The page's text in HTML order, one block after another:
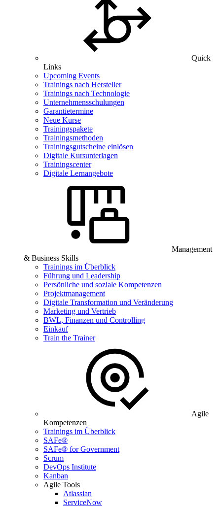
Quick
Links
Upcoming Events
Trainings nach Hersteller
Trainings nach Technologie
Unternehmensschulungen
Garantietermine
Neue Kurse
Trainingspakete
Trainingsmethoden
Trainingsgutscheine einlösen
Digitale Kursunterlagen
Trainingscenter
Digitale Lernangebote
Management
& Business Skills
Trainings im Überblick
Führung und Leadership
Persönliche und soziale Kompetenzen
Projektmanagement
Digitale Transformation und Veränderung
Marketing und Vertrieb
BWL, Finanzen und Controlling
Einkauf
Train the Trainer
Agile
Kompetenzen
Trainings im Überblick
SAFe®
SAFe® for Government
Scrum
DevOps Institute
Kanban
Agile Tools
Atlassian
ServiceNow